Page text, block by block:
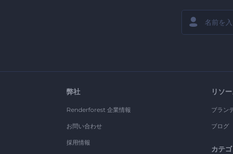
弊社
Renderforest 企業情報
お問い合わせ
採用情報
リソ
ブラン
ブログ
カテ